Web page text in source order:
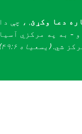
دعا وکړئ, ، چې دا
- به په مرکزي آسیا
شي.(یسعیاه ۴۹:۶)